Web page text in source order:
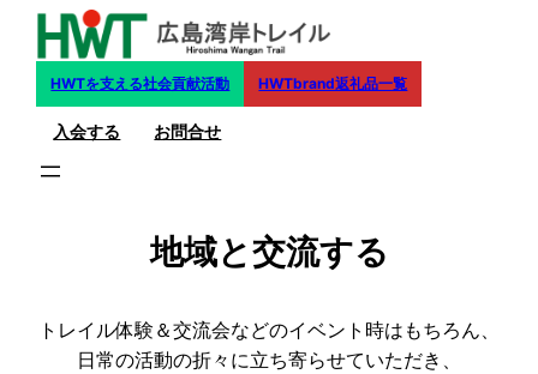
HWTを支える社会貢献活動 HWTbrand返礼品一覧
入会する お問合せ
地域と交流する
トレイル体験＆交流会などのイベント時はもちろん、
日常の活動の折々に立ち寄らせていただき、